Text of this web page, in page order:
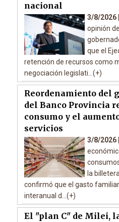
nacional
3/8/2026 ||
opinión
que el
retención de recursos como
negociación legislati...(+)
Reordenamiento del
del Banco Provincia
consumo y el
servicios
3/8/2026 ||
la
confirmó que el gasto
interanual d...(+)
El "plan C" de Milei,